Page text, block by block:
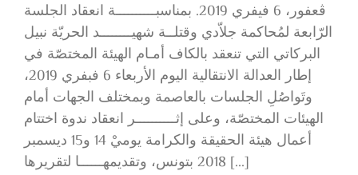
ڨعفور، 6 فيفري 2019. بمناسبــــــــــة انعقاد الجلسة
الرّابعة لمُحاكمة جلاّدي وقتلــة شهيــــــــد الحريّة نبيل
البركاتي التي تنعقد بالكاف أمـام الهيئة المختصّة في
إطار العدالة الانتقالية اليوم الأربعاء 6 فبفري 2019،
وتَواصُلِ الجلسات بالعاصمة وبمختلف الجهات أمام
الهيئات المختصّة، وعلى إثــــــــــر انعقاد ندوة اختتام
أعمال هيئة الحقيقة والكرامة يوميْ 14 و15 ديسمبر
2018 بتونس، وتقديمهــــــا لتقريرها [...]